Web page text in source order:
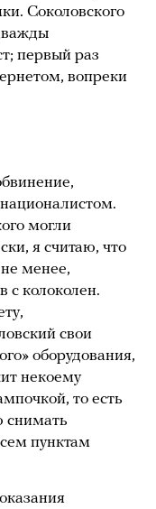
Соколовского
первый раз
вопреки
могли
я считаю, что
менее,
с колоколен.
свои
оборудования,
некоему
то есть
снимать
пунктам